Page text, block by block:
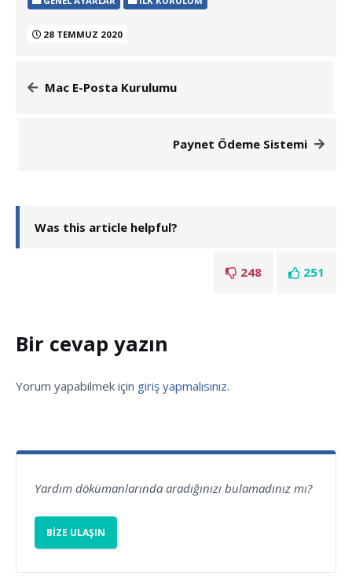
28 TEMMUZ 2020
Mac E-Posta Kurulumu
Paynet Ödeme Sistemi
Was this article helpful?
251
248
Bir cevap yazın
Yorum yapabilmek için giriş yapmalısınız.
Yardım dökümanlarında aradığınızı bulamadınız mı?
BIZE ULAŞIN